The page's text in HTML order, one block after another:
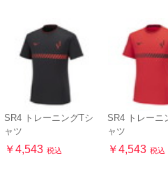
SR4 トレーニングTシ
ャツ
￥4,543 税込
SR4 トレーニ
ャツ
￥4,543 税込